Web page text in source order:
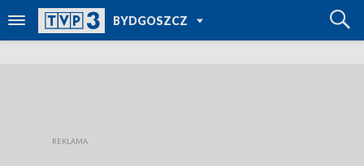
BYDGOSZCZ
TVP REGIONY